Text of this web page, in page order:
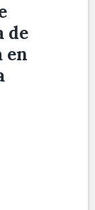
de
en